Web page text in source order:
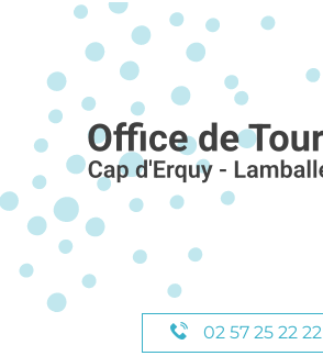
02 57 25 22 22